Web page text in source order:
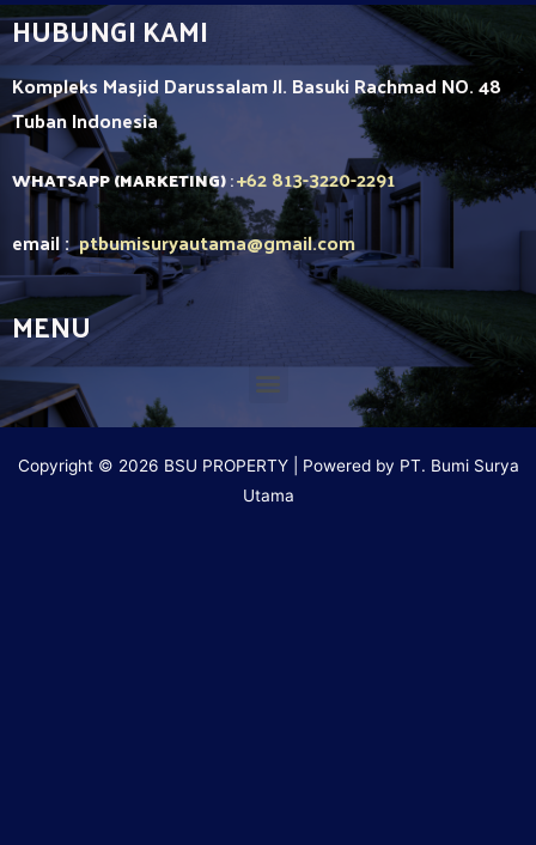
HUBUNGI KAMI
Kompleks Masjid Darussalam Jl. Basuki Rachmad NO. 48
TubanIndonesia
WHATSAPP (MARKETING):+62 813-3220-2291
email :ptbumisuryautama@gmail.com
MENU
Copyright © 2026 BSU PROPERTY | Powered by PT. Bumi Surya
Utama